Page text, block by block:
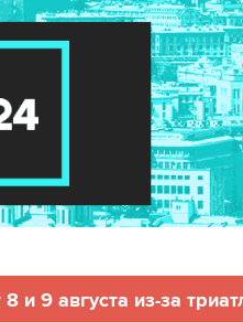
и 9 августа из-за